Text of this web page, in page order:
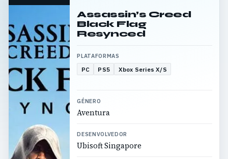
Assassin’s Creed
Black Flag
Resynced
PLATAFORMAS
PC PS5 Xbox Series X/S
GÉNERO
Aventura
DESENVOLVEDOR
Ubisoft Singapore